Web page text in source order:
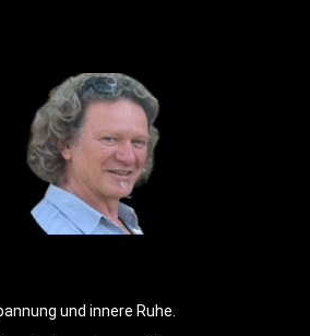
und innere Ruhe.